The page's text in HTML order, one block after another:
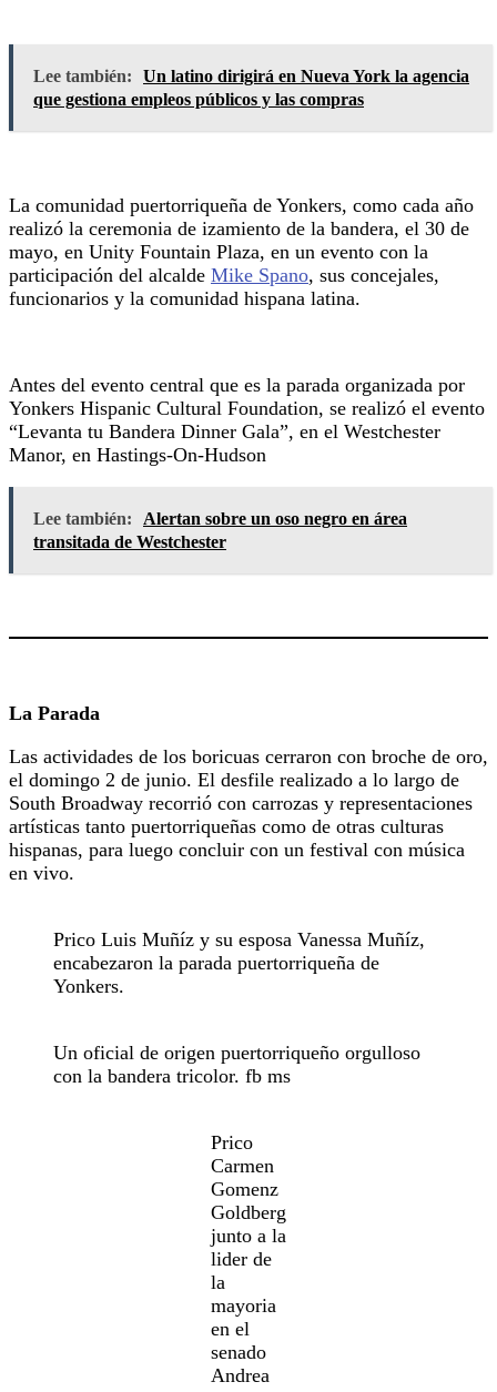
Lee también:
Un latino dirigirá en Nueva York la agencia
que gestiona empleos públicos y las compras
La comunidad puertorriqueña de Yonkers, como cada año
realizó la ceremonia de izamiento de la bandera, el 30 de
mayo, en Unity Fountain Plaza, en un evento con la
participación del alcalde Mike Spano, sus concejales,
funcionarios y la comunidad hispana latina.
Antes del evento central que es la parada organizada por
Yonkers Hispanic Cultural Foundation, se realizó el evento
“Levanta tu Bandera Dinner Gala”, en el Westchester
Manor, en Hastings-On-Hudson
Lee también:
Alertan sobre un oso negro en área
transitada de Westchester
La Parada
Las actividades de los boricuas cerraron con broche de oro,
el domingo 2 de junio. El desfile realizado a lo largo de
South Broadway recorrió con carrozas y representaciones
artísticas tanto puertorriqueñas como de otras culturas
hispanas, para luego concluir con un festival con música
en vivo.
Prico Luis Muñíz y su esposa Vanessa Muñíz,
encabezaron la parada puertorriqueña de
Yonkers.
Un oficial de origen puertorriqueño orgulloso
con la bandera tricolor. fb ms
Prico
Carmen
Gomenz
Goldberg
junto a la
lider de
la
mayoria
en el
senado
Andrea